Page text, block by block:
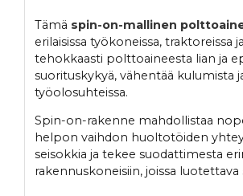
Tämä spin-on-mallinen
erilaisissa työkoneissa, traktoreissa
tehokkaasti polttoaineesta lian ja
suorituskykyä, vähentää kulumista
työolosuhteissa.
Spin-on-rakenne mahdollistaa
helpon vaihdon huoltotöiden
seisokkia ja tekee suodattimesta
rakennuskoneisiin, joissa